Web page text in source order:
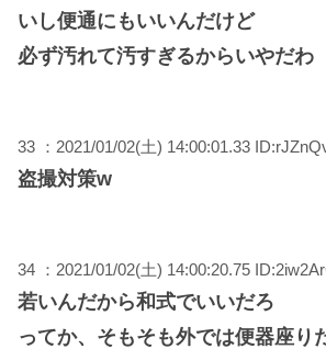
いし便通にもいいんだけど
必ず汚れて汚すぎるからいやだわ
33 ：2021/01/02(土) 14:00:01.33
盗撮対策w
34 ：2021/01/02(土) 14:00:20.75
若いんだから和式でいいだろ
ってか、そもそも外では便器座り